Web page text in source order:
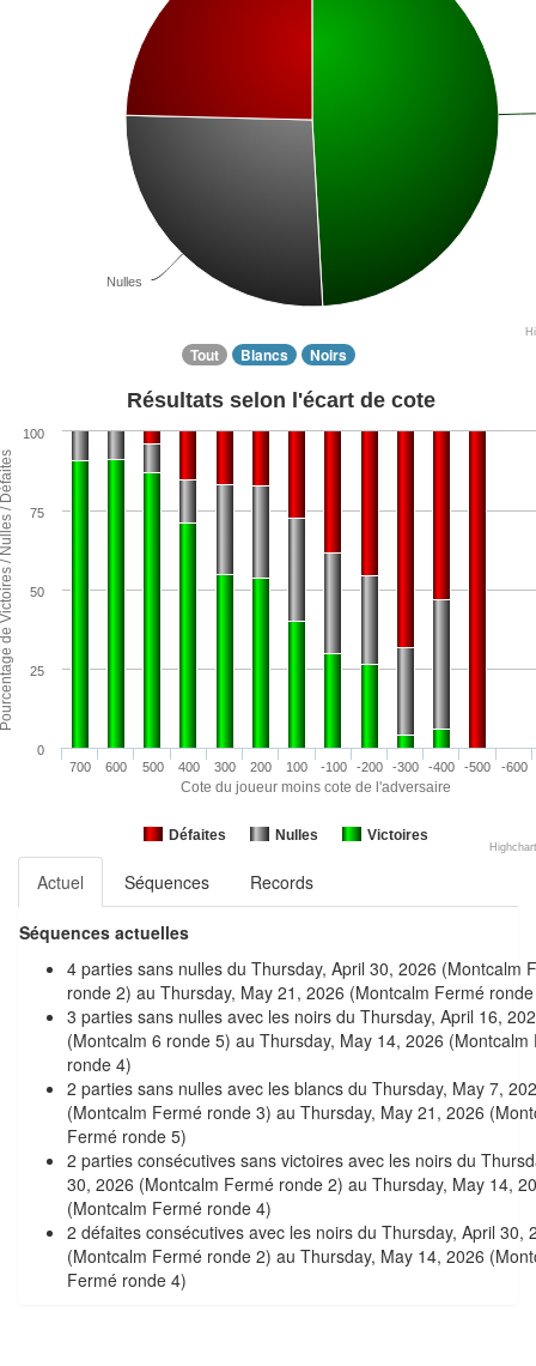
Nulles
Tout Blancs Noirs
Cote du joueur moins cote de l'adversaire
/ Nulles / Défaites
Résultats selon l'écart de cote
Défaites Nulles Victoires
700 600 500 400 300 200 100 -100 -200 -300 -400 -500 -600
0
100
25
50
75
Actuel Séquences Records
Séquences actuelles
4 parties sans nulles du Thursday, April 30, 2026 (Montcalm
ronde 2) au Thursday, May 21, 2026 (Montcalm Fermé
3 parties sans nulles avec les noirs du Thursday, April 16,
(Montcalm 6 ronde 5) au Thursday, May 14, 2026 (Montcalm
ronde 4)
2 parties sans nulles avec les blancs du Thursday, May 7,
(Montcalm Fermé ronde 3) au Thursday, May 21, 2026
Fermé ronde 5)
2 parties consécutives sans victoires avec les noirs du
30, 2026 (Montcalm Fermé ronde 2) au Thursday, May 14,
(Montcalm Fermé ronde 4)
2 défaites consécutives avec les noirs du Thursday, April 30,
(Montcalm Fermé ronde 2) au Thursday, May 14, 2026
Fermé ronde 4)